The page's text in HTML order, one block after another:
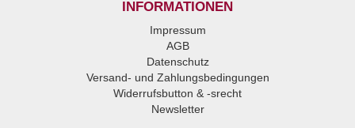
INFORMATIONEN
Impressum
AGB
Datenschutz
Versand- und Zahlungsbedingungen
Widerrufsbutton & -srecht
Newsletter